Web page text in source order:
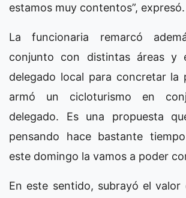
estamos muy contentos”, expresó.
La funcionaria remarcó
conjunto con distintas áreas y
delegado local para concretar la
armó un cicloturismo en
delegado. Es una propuesta
pensando hace bastante
este domingo la vamos a poder
En este sentido, subrayó el valor